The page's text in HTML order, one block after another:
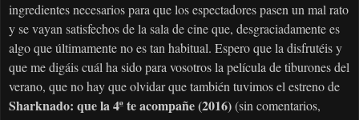
ingredientes necesarios para que los espectadores pasen un mal rato
y se vayan satisfechos de la sala de cine que, desgraciadamente es
algo que últimamente no es tan habitual. Espero que la disfrutéis y
que me digáis cuál ha sido para vosotros la película de tiburones del
verano, que no hay que olvidar que también tuvimos el estreno de
Sharknado: que la 4ª te acompañe (2016)(sin comentarios,